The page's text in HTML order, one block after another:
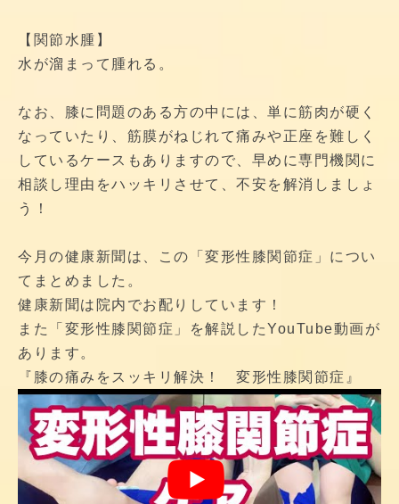
【関節水腫】
水が溜まって腫れる。
なお、膝に問題のある方の中には、単に筋肉が硬く
なっていたり、筋膜がねじれて痛みや正座を難しく
しているケースもありますので、早めに専門機関に
相談し理由をハッキリさせて、不安を解消しましょ
う！
今月の健康新聞は、この「変形性膝関節症」につい
てまとめました。
健康新聞は院内でお配りしています！
また「変形性膝関節症」を解説したYouTube動画が
あります。
『膝の痛みをスッキリ解決！ 変形性膝関節症』